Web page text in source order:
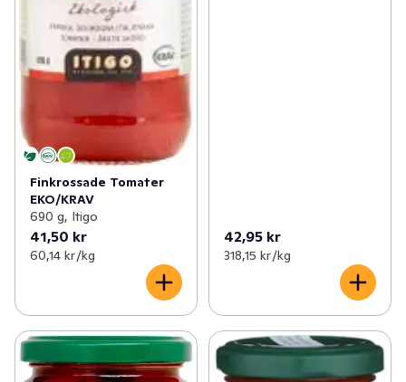
Finkrossade Tomater
EKO/KRAV
690 g, Itigo
41,50 kr
60,14 kr /kg
42,95 kr
318,15 kr /kg